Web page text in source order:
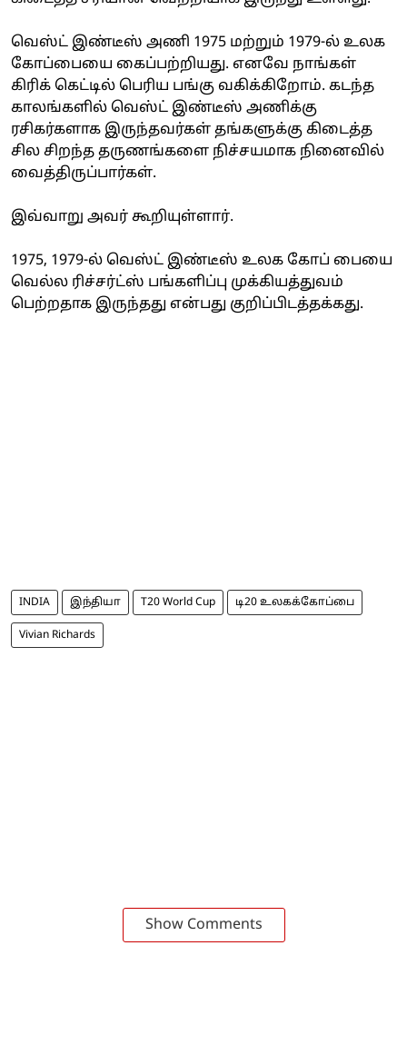
வெஸ்ட் இண்டீஸ் அணி 1975 மற்றும் 1979-ல் உலக
கோப்பையை கைப்பற்றியது. எனவே நாங்கள்
கிரிக் கெட்டில் பெரிய பங்கு வகிக்கிறோம். கடந்த
காலங்களில் வெஸ்ட் இண்டீஸ் அணிக்கு
ரசிகர்களாக இருந்தவர்கள் தங்களுக்கு கிடைத்த
சில சிறந்த தருணங்களை நிச்சயமாக நினைவில்
வைத்திருப்பார்கள்.
இவ்வாறு அவர் கூறியுள்ளார்.
1975, 1979-ல் வெஸ்ட் இண்டீஸ் உலக கோப் பையை
வெல்ல ரிச்சர்ட்ஸ் பங்களிப்பு முக்கியத்துவம்
பெற்றதாக இருந்தது என்பது குறிப்பிடத்தக்கது.
INDIA இந்தியா T20 World Cup டி20 உலகக்கோப்பை
Vivian Richards
Show Comments